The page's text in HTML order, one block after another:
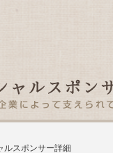
スポンサー詳細